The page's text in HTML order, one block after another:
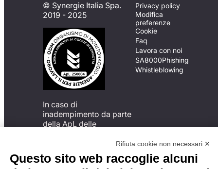
© Synergie Italia Spa.
2019 - 2025
In caso di
inadempimento da parte
della ApL delle
del Codice di Condotta, è
possibile presentare un
reclamo
Privacy policy
Modifica
preferenze
Cookie
Faq
Lavora con noi
SA8000Phishing
Whistleblowing
Rifiuta cookie non necessari ✕
Questo sito web raccoglie alcuni